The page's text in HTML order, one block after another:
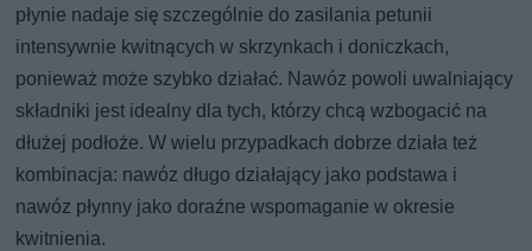
płynie nadaje się szczególnie do zasilania petunii
intensywnie kwitnących w skrzynkach i doniczkach,
ponieważ może szybko działać. Nawóz powoli uwalniający
składniki jest idealny dla tych, którzy chcą wzbogacić na
dłużej podłoże. W wielu przypadkach dobrze działa też
kombinacja: nawóz długo działający jako podstawa i
nawóz płynny jako doraźne wspomaganie w okresie
kwitnienia.